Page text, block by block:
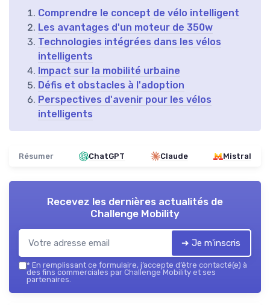
Comprendre le concept de vélo intelligent
Les avantages d'un moteur de 350w
Technologies intégrées dans les vélos
intelligents
Impact sur la mobilité urbaine
Défis et obstacles à l'adoption
Perspectives d'avenir pour les vélos
intelligents
Résumer ChatGPT Claude Mistral
Recevez les dernières actualités de
Challenge Mobility
➔ Je m'inscris
* En remplissant ce formulaire, j’accepte d’être contacté(e) à
des fins commerciales par Challenge Mobility et ses
partenaires.